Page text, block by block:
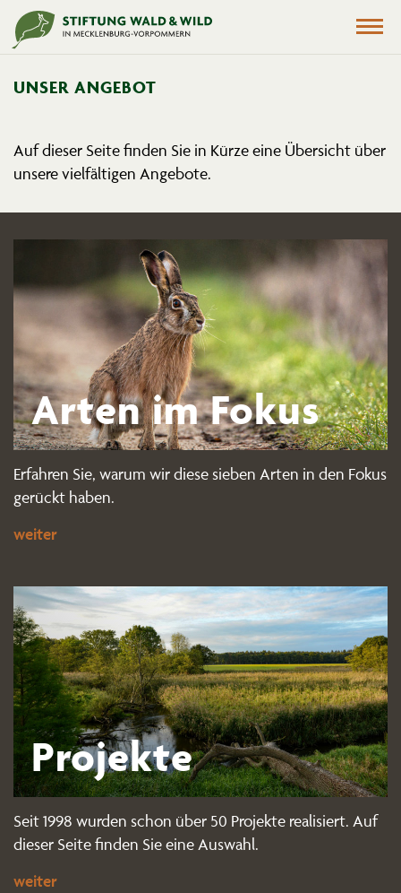
UNSER ANGEBOT
Auf dieser Seite finden Sie in Kürze eine Übersicht über
unsere vielfäl­tigen Angebote.
Arten im Fokus
Erfahren Sie, warum wir diese sieben Arten in den Fokus
gerückt haben.
weiter
Projekte
Seit 1998 wurden schon über 50 Projekte realisiert. Auf
dieser Seite finden Sie eine Auswahl.
weiter